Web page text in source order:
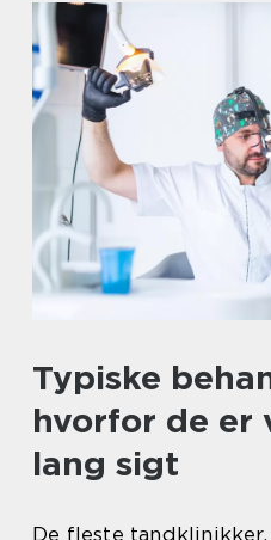
Typiske
hvorfor de er
lang sigt
De fleste